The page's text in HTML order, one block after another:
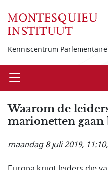
Kenniscentrum
Open
Waarom de
marionetten gaan
maandag 8 juli 2019, 11:10